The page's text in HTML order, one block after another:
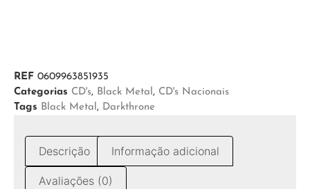
REF 0609963851935
Categorias CD's, Black Metal, CD's Nacionais
Tags Black Metal, Darkthrone
Descrição Informação adicional
Avaliações (0)